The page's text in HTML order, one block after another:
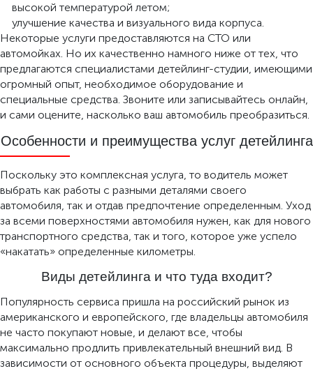
высокой температурой летом;
улучшение качества и визуального вида корпуса.
Некоторые услуги предоставляются на СТО или
автомойках. Но их качественно намного ниже от тех, что
предлагаются специалистами детейлинг-студии, имеющими
огромный опыт, необходимое оборудование и
специальные средства. Звоните или записывайтесь онлайн,
и сами оцените, насколько ваш автомобиль преобразиться.
Особенности и преимущества услуг детейлинга
Поскольку это комплексная услуга, то водитель может
выбрать как работы с разными деталями своего
автомобиля, так и отдав предпочтение определенным. Уход
за всеми поверхностями автомобиля нужен, как для нового
транспортного средства, так и того, которое уже успело
«накатать» определенные километры.
Виды детейлинга и что туда входит?
Популярность сервиса пришла на российский рынок из
американского и европейского, где владельцы автомобиля
не часто покупают новые, и делают все, чтобы
максимально продлить привлекательный внешний вид. В
зависимости от основного объекта процедуры, выделяют